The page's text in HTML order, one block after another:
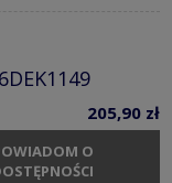
205,90 zł
O